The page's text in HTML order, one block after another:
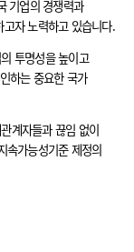
기업의 경쟁력과
자 노력하고 있습니다.
투명성을 높이고
하는 중요한 국가
계자들과 끊임 없이
속가능성기준 제정의